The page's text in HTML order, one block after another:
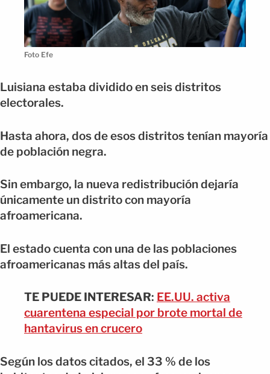
Foto Efe
Luisiana estaba dividido en seis distritos
electorales.
Hasta ahora, dos de esos distritos tenían mayoría
de población negra.
Sin embargo, la nueva redistribución dejaría
únicamente un distrito con mayoría
afroamericana.
El estado cuenta con una de las poblaciones
afroamericanas más altas del país.
TE PUEDE INTERESAR: EE.UU. activa
cuarentena especial por brote mortal de
hantavirus en crucero
Según los datos citados, el 33 % de los